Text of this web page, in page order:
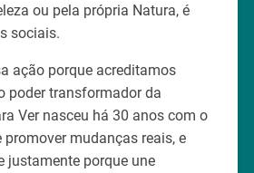
ou pela própria Natura, é
sociais.
ação porque acreditamos
poder transformador da
Ver nasceu há 30 anos com o
mudanças reais, e
justamente porque une